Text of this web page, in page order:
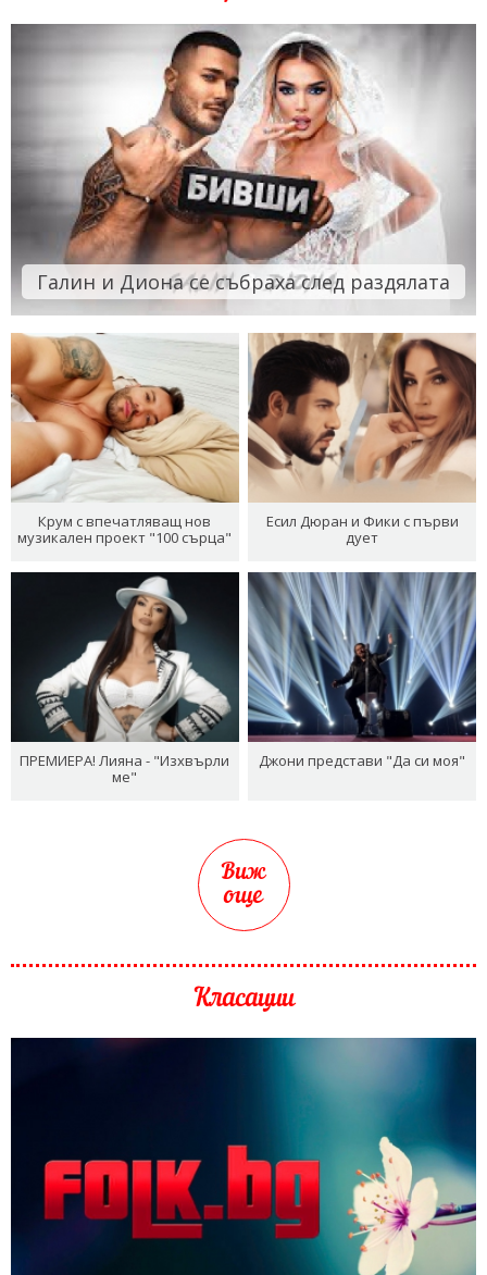
Галин и Диона се събраха след раздялата
Крум с впечатляващ нов
музикален проект "100 сърца"
Есил Дюран и Фики с първи
дует
ПРЕМИЕРА! Лияна - "Изхвърли
ме"
Джони представи "Да си моя"
Виж
още
Класации